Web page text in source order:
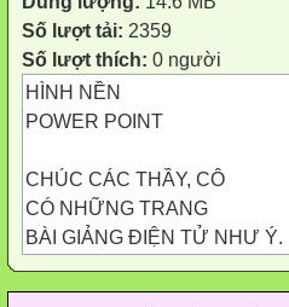
Số lượt tải: 2359
Số lượt thích: 0 người
HÌNH NỀN
POWER POINT
CHÚC CÁC THẦY, CÔ
CÓ NHỮNG TRANG
BÀI GIẢNG ĐIỆN TỬ NHƯ Ý.